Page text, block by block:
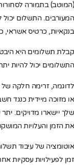
(המוטב) בתמורה
המעורבים. התשלום יכול
בנקאיות, כרטיס אשראי,
קבלת תשלומים היא היבט
התשלומים יכול להיות
לדוגמה, זרימה חלקה של
או מזוכה מיידית כנגד
שלך יישארו מדויקים.
את הזמן והעלויות
אוטומציה של עיבוד
זמן לפעילויות עסקיות